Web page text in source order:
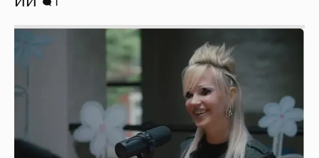
Певица Глюкоза рассказала о съёмках для
эротического журнала
3